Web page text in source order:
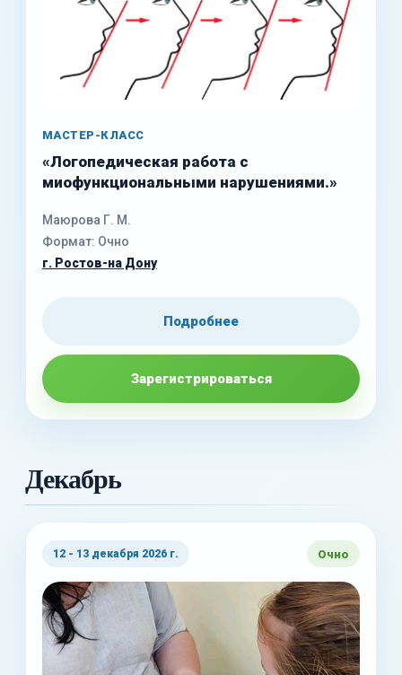
МАСТЕР-КЛАСС
«Логопедическая работа с
миофункциональными нарушениями.»
Маюрова Г. М.
Формат: Очно
г. Ростов-на Дону
Подробнее
Зарегистрироваться
Декабрь
12 - 13 декабря 2026 г. Очно